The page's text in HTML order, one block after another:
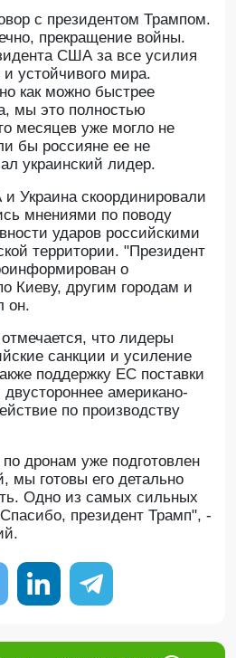
с президентом Трампом.
прекращение войны.
США за все усилия
устойчивого мира.
как можно быстрее
мы это полностью
месяцев уже могло не
бы россияне ее не
украинский лидер.
Украина скоординировали
мнениями по поводу
ударов российскими
территории. "Президент
о
Киеву, другим городам и
он.
что лидеры
санкции и усиление
поддержку ЕС поставки
американо-
по производству
дронам уже подготовлен
мы готовы его детально
Одно из самых сильных
президент Трамп", -